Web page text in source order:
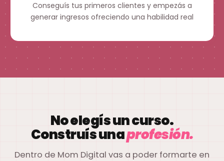
Conseguís tus primeros clientes y empezás a
generar ingresos ofreciendo una habilidad real
No elegís un curso.
Construís unaprofesión.
Dentro de Mom Digital vas a poder formarte en